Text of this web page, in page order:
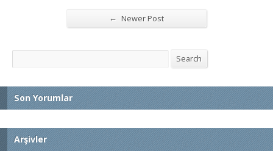
← Newer Post
Search
Son Yorumlar
Arşivler